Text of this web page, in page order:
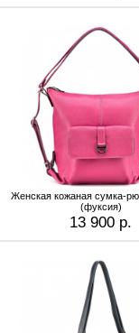
Женская кожаная сумка-
(фуксия)
13 900 р.